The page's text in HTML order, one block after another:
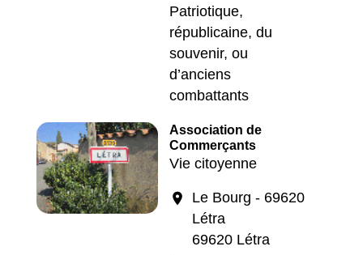
Patriotique,
républicaine, du
souvenir, ou
d’anciens
combattants
Association de
Commerçants
Vie citoyenne
location_on
Le Bourg - 69620
Létra
69620 Létra